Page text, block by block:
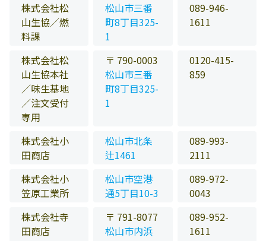
株式会社松
山生協／燃
料課
松山市三番
町8丁目325-
1
089-946-
1611
株式会社松
山生協本社
／味生基地
／注文受付
専用
〒 790-0003
松山市三番
町8丁目325-
1
0120-415-
859
株式会社小
田商店
松山市北条
辻1461
089-993-
2111
株式会社小
笠原工業所
松山市空港
通5丁目10-3
089-972-
0043
株式会社寺
田商店
〒 791-8077
松山市内浜
089-952-
1611